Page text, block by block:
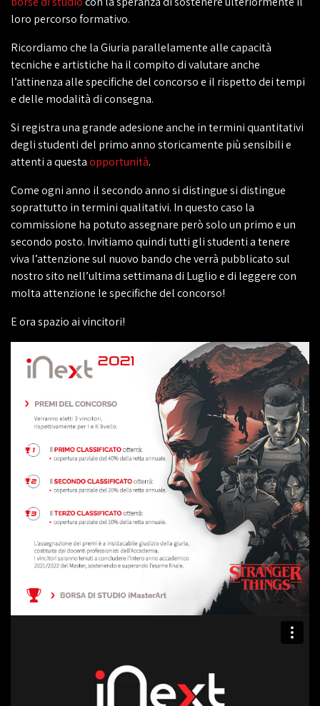
loro percorso formativo.
Ricordiamo che la Giuria parallelamente alle capacità
tecniche e artistiche ha il compito di valutare anche
l’attinenza alle specifiche del concorso e il rispetto dei tempi
e delle modalità di consegna.
Si registra una grande adesione anche in termini quantitativi
degli studenti del primo anno storicamente più sensibili e
attenti a questaopportunità.
Come ogni anno il secondo anno si distingue si distingue
soprattutto in termini qualitativi. In questo caso la
commissione ha potuto assegnare però solo un primo e un
secondo posto. Invitiamo quindi tutti gli studenti a tenere
viva l’attenzione sul nuovo bando che verrà pubblicato sul
nostro sito nell’ultima settimana di Luglio e di leggere con
molta attenzione le specifiche del concorso!
E ora spazio ai vincitori!